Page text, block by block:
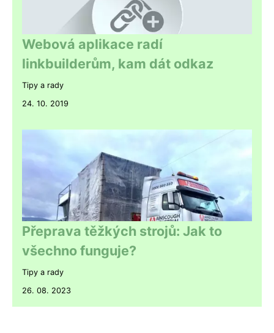
Webová aplikace radí
linkbuilderům, kam dát odkaz
Tipy a rady
24. 10. 2019
Přeprava těžkých strojů: Jak to
všechno funguje?
Tipy a rady
26. 08. 2023